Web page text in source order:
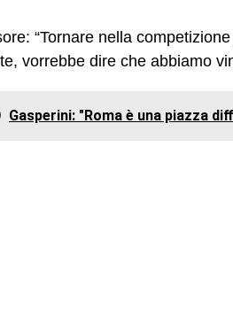
“Tornare nella
vorrebbe dire che abbiamo
Gasperini: "Roma è una piazza